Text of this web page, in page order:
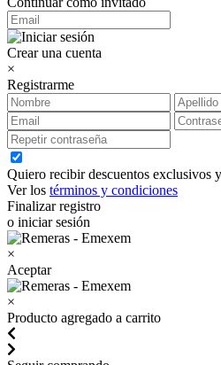
Crear una cuenta
×
Registrarme
Quiero recibir descuentos exclusivos
Ver los términos y condiciones
Finalizar registro
o iniciar sesión
×
Aceptar
×
Producto agregado a carrito